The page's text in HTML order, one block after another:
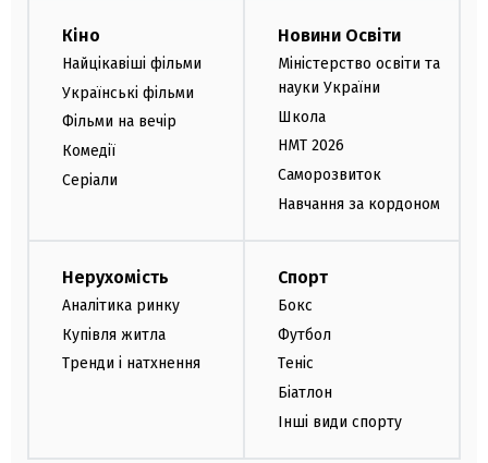
Кіно
Найцікавіші фільми
Українські фільми
Фільми на вечір
Комедії
Серіали
Новини Освіти
Міністерство освіти та
науки України
Школа
НМТ 2026
Саморозвиток
Навчання за кордоном
Нерухомість
Аналітика ринку
Купівля житла
Тренди і натхнення
Спорт
Бокс
Футбол
Теніс
Біатлон
Інші види спорту